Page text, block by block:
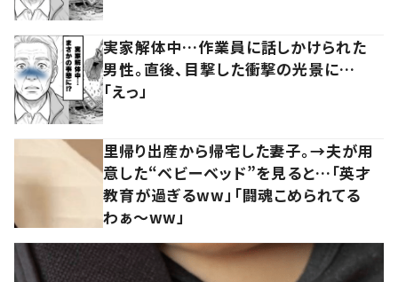
実家解体中…作業員に話しかけられた
男性。直後、目撃した衝撃の光景に…
「えっ」
里帰り出産から帰宅した妻子。→夫が用
意した“ベビーベッド”を見ると…「英才
教育が過ぎるww」「闘魂こめられてる
わぁ～ww」